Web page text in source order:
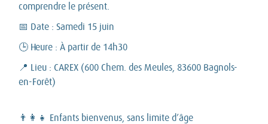
comprendre le présent.
📅 Date : Samedi 15 juin
🕒 Heure : À partir de 14h30
📍 Lieu : CAREX (600 Chem. des Meules, 83600 Bagnols-
en-Forêt)
👨‍👩‍👧 Enfants bienvenus, sans limite d’âge